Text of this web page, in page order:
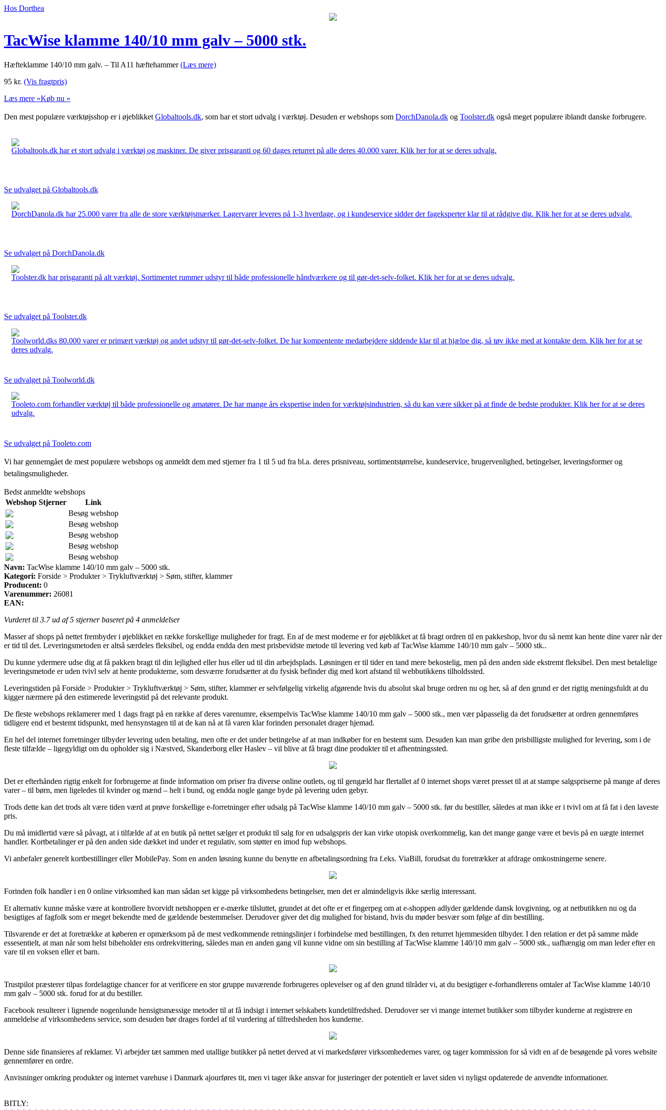
Hos Dorthea
TacWise klamme 140/10 mm galv – 5000 stk.
Hæfteklamme 140/10 mm galv. – Til A11 hæftehammer(Læs mere)
95 kr. (Vis fragtpris)
Læs mere »Køb nu »
Den mest populære værktøjsshop er i øjeblikket Globaltools.dk, som har et stort udvalg i værktøj. Desuden er webshops som DorchDanola.dk og Toolster.dk også meget populære iblandt danske forbrugere.
Globaltools.dk har et stort udvalg i værktøj og maskiner. De giver prisgaranti og 60 dages returret på alle deres 40.000 varer. Klik her for at se deres udvalg.
Se udvalget på Globaltools.dk
DorchDanola.dk har 25.000 varer fra alle de store værktøjsmærker. Lagervarer leveres på 1-3 hverdage, og i kundeservice sidder der fageksperter klar til at rådgive dig. Klik her for at se deres udvalg.
Se udvalget på DorchDanola.dk
Toolster.dk har prisgaranti på alt værktøj. Sortimentet rummer udstyr til både professionelle håndværkere og til gør-det-selv-folket. Klik her for at se deres udvalg.
Se udvalget på Toolster.dk
Toolworld.dks 80.000 varer er primært værktøj og andet udstyr til gør-det-selv-folket. De har kompentente medarbejdere siddende klar til at hjælpe dig, så tøv ikke med at kontakte dem. Klik her for at se
deres udvalg.
Se udvalget på Toolworld.dk
Tooleto.com forhandler værktøj til både professionelle og amatører. De har mange års ekspertise inden for værktøjsindustrien, så du kan være sikker på at finde de bedste produkter. Klik her for at se deres
udvalg.
Se udvalget på Tooleto.com
Vi har gennemgået de mest populære webshops og anmeldt dem med stjerner fra 1 til 5 ud fra bl.a. deres prisniveau, sortimentstørrelse, kundeservice, brugervenlighed, betingelser, leveringsformer og
betalingsmuligheder.
Bedst anmeldte webshops
Webshop Stjerner
Link
Besøg webshop
Besøg webshop
Besøg webshop
Besøg webshop
Besøg webshop
Navn: TacWise klamme 140/10 mm galv – 5000 stk.
Kategori: Forside > Produkter > Trykluftværktøj > Søm, stifter, klammer
Producent: 0
Varenummer: 26081
EAN:
Vurderet til 3.7ud af 5 stjerner baseret på 4 anmeldelser
Masser af shops på nettet frembyder i øjeblikket en række forskellige muligheder for fragt. En af de mest moderne er for øjeblikket at få bragt ordren til en pakkeshop, hvor du så nemt kan hente dine varer når der
er tid til det. Leveringsmetoden er altså særdeles fleksibel, og endda endda den mest prisbevidste metode til levering ved køb af TacWise klamme 140/10 mm galv – 5000 stk..
Du kunne ydermere udse dig at få pakken bragt til din lejlighed eller hus eller ud til din arbejdsplads. Løsningen er til tider en tand mere bekostelig, men på den anden side ekstremt fleksibel. Den mest betalelige
leveringsmetode er uden tvivl selv at hente produkterne, som desværre forudsætter at du fysisk befinder dig med kort afstand til webbutikkens tilholdssted.
Leveringstiden på Forside > Produkter > Trykluftværktøj > Søm, stifter, klammer er selvfølgelig virkelig afgørende hvis du absolut skal bruge ordren nu og her, så af den grund er det rigtig meningsfuldt at du
kigger nærmere på den estimerede leveringstid på det relevante produkt.
De fleste webshops reklamerer med 1 dags fragt på en række af deres varenumre, eksempelvis TacWise klamme 140/10 mm galv – 5000 stk., men vær påpasselig da det forudsætter at ordren gennemføres
tidligere end et bestemt tidspunkt, med hensynstagen til at de kan nå at få varen klar forinden personalet drager hjemad.
En hel del internet forretninger tilbyder levering uden betaling, men ofte er det under betingelse af at man indkøber for en bestemt sum. Desuden kan man gribe den prisbilligste mulighed for levering, som i de
fleste tilfælde – ligegyldigt om du opholder sig i Næstved, Skanderborg eller Haslev – vil blive at få bragt dine produkter til et afhentningssted.
Det er efterhånden rigtig enkelt for forbrugerne at finde information om priser fra diverse online outlets, og til gengæld har flertallet af 0 internet shops været presset til at at stampe salgspriserne på mange af deres
varer – til børn, men ligeledes til kvinder og mænd – helt i bund, og endda nogle gange byde på levering uden gebyr.
Trods dette kan det trods alt være tiden værd at prøve forskellige e-forretninger efter udsalg på TacWise klamme 140/10 mm galv – 5000 stk. før du bestiller, således at man ikke er i tvivl om at få fat i den laveste
pris.
Du må imidlertid være så påvagt, at i tilfælde af at en butik på nettet sælger et produkt til salg for en udsalgspris der kan virke utopisk overkommelig, kan det mange gange være et bevis på en uægte internet
handler. Kortbetalinger er på den anden side dækket ind under et regulativ, som støtter en imod fup webshops.
Vi anbefaler generelt kortbestillinger eller MobilePay. Som en anden løsning kunne du benytte en afbetalingsordning fra f.eks. ViaBill, forudsat du foretrækker at afdrage omkostningerne senere.
Forinden folk handler i en 0 online virksomhed kan man sådan set kigge på virksomhedens betingelser, men det er almindeligvis ikke særlig interessant.
Et alternativ kunne måske være at kontrollere hvorvidt netshoppen er e-mærke tilsluttet, grundet at det ofte er et fingerpeg om at e-shoppen adlyder gældende dansk lovgivning, og at netbutikken nu og da
besigtiges af fagfolk som er meget bekendte med de gældende bestemmelser. Derudover giver det dig mulighed for bistand, hvis du møder besvær som følge af din bestilling.
Tilsvarende er det at foretrække at køberen er opmærksom på de mest vedkommende retningslinjer i forbindelse med bestillingen, fx den returret hjemmesiden tilbyder. I den relation er det på samme måde
essesentielt, at man når som helst bibeholder ens ordrekvittering, således man en anden gang vil kunne vidne om sin bestilling af TacWise klamme 140/10 mm galv – 5000 stk., uafhængig om man leder efter en
vare til en voksen eller et barn.
Trustpilot præsterer tilpas fordelagtige chancer for at verificere en stor gruppe nuværende forbrugeres oplevelser og af den grund tilråder vi, at du besigtiger e-forhandlerens omtaler af TacWise klamme 140/10
mm galv – 5000 stk. forud for at du bestiller.
Facebook resulterer i lignende nogenlunde hensigtsmæssige metoder til at få indsigt i internet selskabets kundetilfredshed. Derudover ser vi mange internet butikker som tilbyder kunderne at registrere en
anmeldelse af virksomhedens service, som desuden bør drages fordel af til vurdering af tilfredsheden hos kunderne.
Denne side finansieres af reklamer. Vi arbejder tæt sammen med utallige butikker på nettet derved at vi markedsfører virksomhedernes varer, og tager kommission for så vidt en af de besøgende på vores website
gennemfører en ordre.
Anvisninger omkring produkter og internet varehuse i Danmark ajourføres tit, men vi tager ikke ansvar for justeringer der potentielt er lavet siden vi nyligst opdaterede de anvendte informationer.
BITLY: